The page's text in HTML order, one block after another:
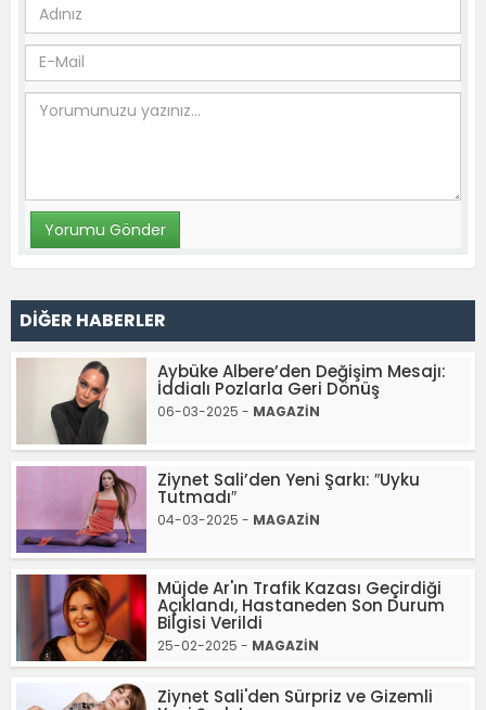
DİĞER HABERLER
Aybüke Albere’den Değişim Mesajı:
İddialı Pozlarla Geri Dönüş
06-03-2025 - MAGAZİN
Ziynet Sali’den Yeni Şarkı: ″Uyku
Tutmadı″
04-03-2025 - MAGAZİN
Müjde Ar'ın Trafik Kazası Geçirdiği
Açıklandı, Hastaneden Son Durum
Bilgisi Verildi
25-02-2025 - MAGAZİN
Ziynet Sali'den Sürpriz ve Gizemli